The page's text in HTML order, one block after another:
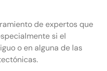
de expertos que
si el
o en alguna de las